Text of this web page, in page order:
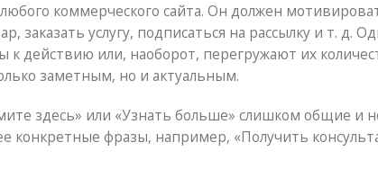
коммерческого сайта. Он должен
заказать услугу, подписаться на рассылку и т. д.
действию или, наоборот, перегружают их
заметным, но и актуальным.
здесь» или «Узнать больше» слишком общие и
конкретные фразы, например, «Получить